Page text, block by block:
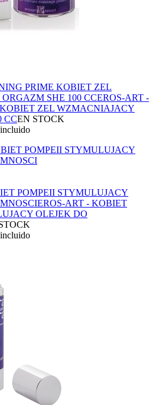
PRIME KOBIET ZEL
SHE 100 CCEROS-ART -
ZEL WZMACNIAJACY
CCEN STOCK
POMPEII STYMULUJACY
EROS-ART - KOBIET
OLEJEK DO